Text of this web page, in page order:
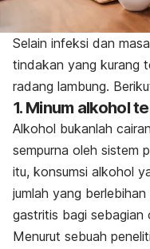
Selain infeksi dan
tindakan yang kurang
radang lambung.
1. Minum alkohol
Alkohol bukanlah
sempurna oleh sistem
itu, konsumsi alkohol
jumlah yang
gastritis bagi sebagian
Menurut sebuah